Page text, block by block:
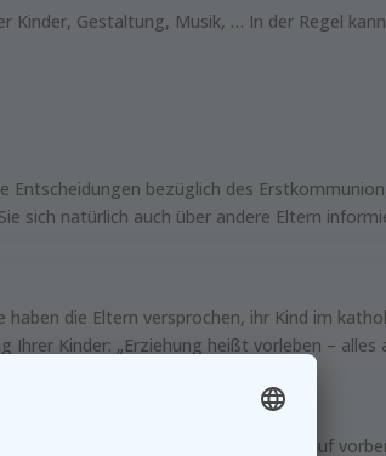
Gestaltung, Musik, … In der Regel
Entscheidungen bezüglich des
sich natürlich auch über andere Eltern
die Eltern versprochen, ihr Kind im
Kinder: „Erziehung heißt vorleben – alles
von den Religionslehrern darauf